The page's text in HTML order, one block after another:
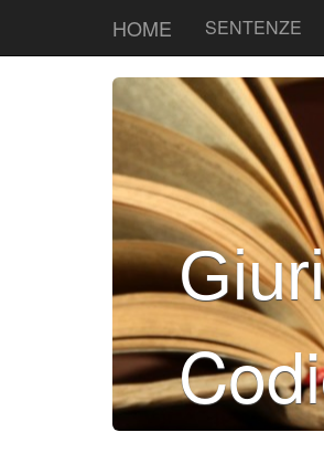
HOME SENTENZE